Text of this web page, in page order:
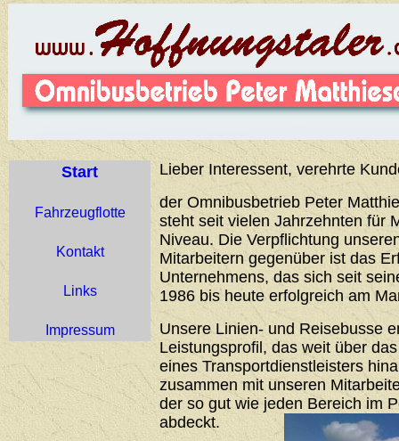
Start
Fahrzeugflotte
Kontakt
Links
Impressum
Lieber Interessent, verehrte
der Omnibusbetrieb Peter
steht seit vielen Jahrzehnten für
Niveau. Die Verpflichtung
Mitarbeitern gegenüber ist das
Unternehmens, das sich seit
1986 bis heute erfolgreich am
Unsere Linien- und Reisebusse
Leistungsprofil, das weit über
eines Transportdienstleisters
zusammen mit unseren
der so gut wie jeden Bereich im
abdeckt.